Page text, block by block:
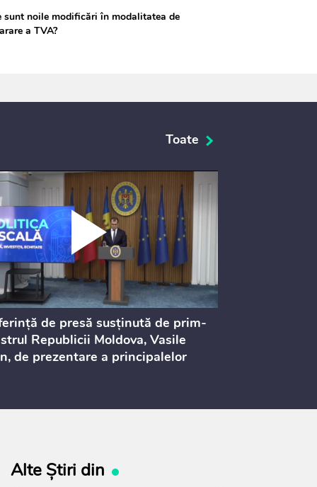
sunt noile modificări în modalitatea de
a TVA?
Toate
de presă susținută de prim-
Republicii Moldova, Vasile
de prezentare a principalelor
publice
Alte Știri din